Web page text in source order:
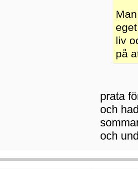
liv
på
prata
och
och